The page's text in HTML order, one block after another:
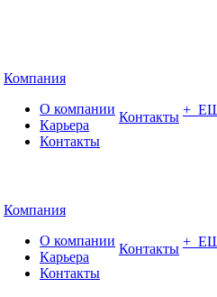
Компания
О компании
Карьера
Контакты
Контакты +
Компания
О компании
Карьера
Контакты
Контакты +